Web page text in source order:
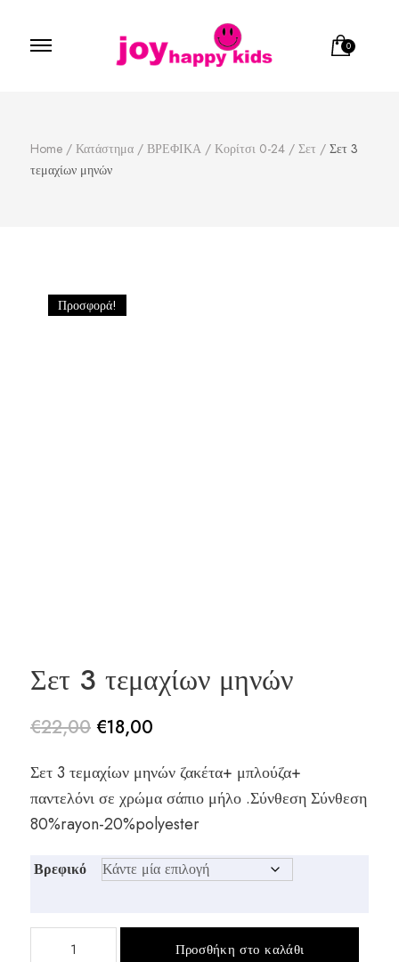
0
Home / Κατάστημα / ΒΡΕΦΙΚΑ / Κορίτσι 0-24 / Σετ / Σετ 3
τεμαχίων μηνών
Προσφορά!
Σετ 3 τεμαχίων μηνών
€22,00
price
was:
€18,00
τρέχουσα
τιμή
€18,00.
Σετ 3 τεμαχίων μηνών ζακέτα+ μπλούζα+
παντελόνι σε χρώμα σάπιο μήλο .Σύνθεση Σύνθεση
80%rayon-20%polyester
Βρεφικό
Προσθήκη στο καλάθι